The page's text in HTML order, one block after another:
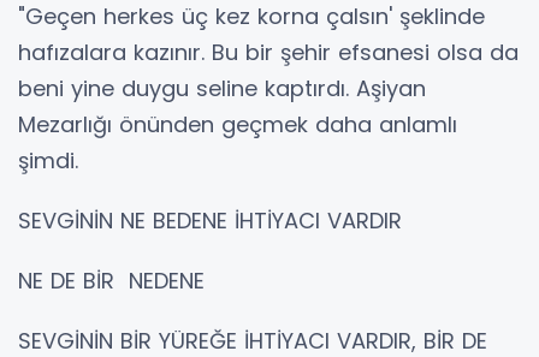
"Geçen herkes üç kez korna çalsın' şeklinde
hafızalara kazınır. Bu bir şehir efsanesi olsa da
beni yine duygu seline kaptırdı. Aşiyan
Mezarlığı önünden geçmek daha anlamlı
şimdi.
SEVGİNİN NE BEDENE İHTİYACI VARDIR
NE DE BİR NEDENE
SEVGİNİN BİR YÜREĞE İHTİYACI VARDIR, BİR DE